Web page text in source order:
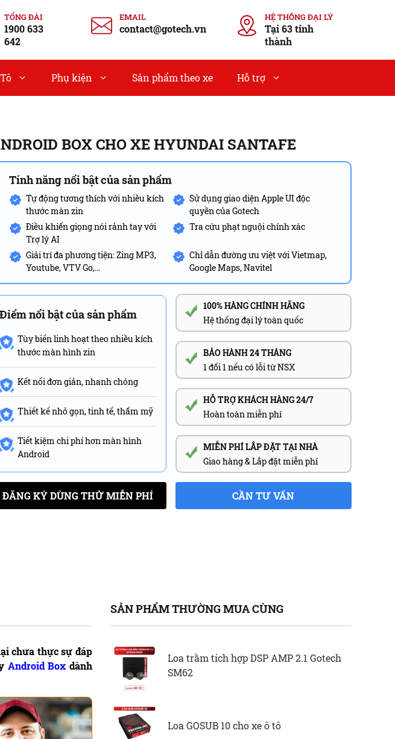
TỔNG ĐÀI
1900 633
642
EMAIL
contact@gotech.vn
HỆ THỐNG ĐẠI LÝ
Tại 63 tỉnh
thành
Phụ kiện Sản phẩm theo xe Hỗ trợ
BOX CHO XE HYUNDAI SANTAFE
Tính năng nổi bật của sản phẩm
Tự động tương thích với nhiều kích
thước màn zin
Sử dụng giao diện Apple UI độc
quyền của Gotech
Điều khiển giọng nói rảnh tay với
Trợ lý AI
Tra cứu phạt nguội chính xác
Giải trí đa phương tiện: Zing MP3,
Youtube, VTV Go,…
Chỉ dẫn đường ưu việt với Vietmap,
Google Maps, Navitel
Điểm nổi bật của sản phẩm
Tùy biến linh hoạt theo nhiều kích
thước màn hình zin
Kết nối đơn giản, nhanh chóng
Thiết kế nhỏ gọn, tinh tế, thẩm mỹ
Tiết kiệm chi phí hơn màn hình
Android
100% HÀNG CHÍNH HÃNG
Hệ thống đại lý toàn quốc
BẢO HÀNH 24 THÁNG
1 đổi 1 nếu có lỗi từ NSX
HỖ TRỢ KHÁCH HÀNG 24/7
Hoàn toàn miễn phí
MIỄN PHÍ LẮP ĐẶT TẠI NHÀ
Giao hàng & Lắp đặt miễn phí
ĐĂNG KÝ DÙNG THỬ MIỄN PHÍ CẦN TƯ VẤN
chưa thực sự đáp
Android Box dành
SẢN PHẨM THƯỜNG MUA CÙNG
Loa trầm tích hợp DSP AMP 2.1 Gotech
SM62
Loa GOSUB 10 cho xe ô tô